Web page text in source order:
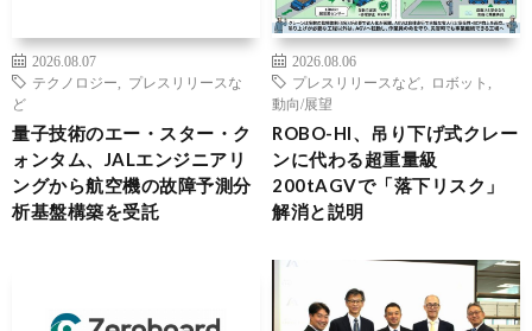
2026.08.07
テクノロジー
プレスリリースな
ど
量子技術のエー・スター・ク
ォンタム、JALエンジニアリ
ングから航空機の故障予測分
析基盤構築を受託
2026.08.06
プレスリリースなど
ロボット
動向/展望
ROBO-HI、吊り下げ式クレー
ンに代わる超重量級
200tAGVで「落下リスク」
解消と説明